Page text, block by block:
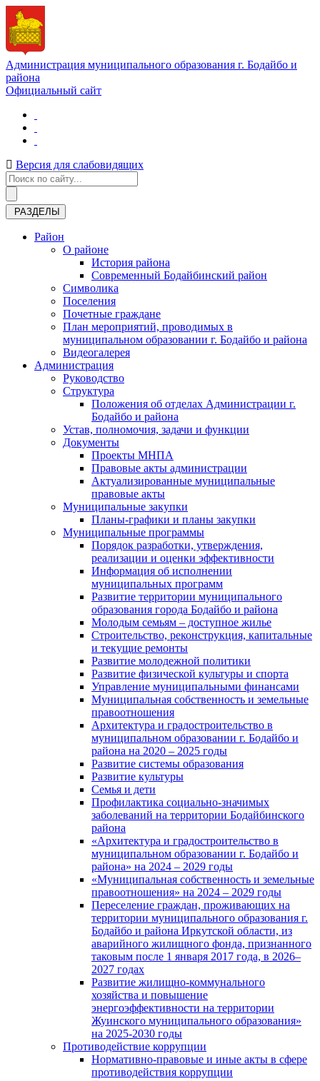
Администрация муниципального образования г. Бодайбо и
района
Официальный сайт
Версия для слабовидящих
РАЗДЕЛЫ
Район
О районе
История района
Современный Бодайбинский район
Символика
Поселения
Почетные граждане
План мероприятий, проводимых в
муниципальном образовании г. Бодайбо и района
Видеогалерея
Администрация
Руководство
Структура
Положения об отделах Администрации г.
Бодайбо и района
Устав, полномочия, задачи и функции
Документы
Проекты МНПА
Правовые акты администрации
Актуализированные муниципальные
правовые акты
Муниципальные закупки
Планы-графики и планы закупки
Муниципальные программы
Порядок разработки, утверждения,
реализации и оценки эффективности
Информация об исполнении
муниципальных программ
Развитие территории муниципального
образования города Бодайбо и района
Молодым семьям – доступное жилье
Строительство, реконструкция, капитальные
и текущие ремонты
Развитие молодежной политики
Развитие физической культуры и спорта
Управление муниципальными финансами
Муниципальная собственность и земельные
правоотношения
Архитектура и градостроительство в
муниципальном образовании г. Бодайбо и
района на 2020 – 2025 годы
Развитие системы образования
Развитие культуры
Семья и дети
Профилактика социально-значимых
заболеваний на территории Бодайбинского
района
«Архитектура и градостроительство в
муниципальном образовании г. Бодайбо и
района» на 2024 – 2029 годы
«Муниципальная собственность и земельные
правоотношения» на 2024 – 2029 годы
Переселение граждан, проживающих на
территории муниципального образования г.
Бодайбо и района Иркутской области, из
аварийного жилищного фонда, признанного
таковым после 1 января 2017 года, в 2026–
2027 годах
Развитие жилищно-коммунального
хозяйства и повышение
энергоэффективности на территории
Жуинского муниципального образования»
на 2025-2030 годы
Противодействие коррупции
Нормативно-правовые и иные акты в сфере
противодействия коррупции